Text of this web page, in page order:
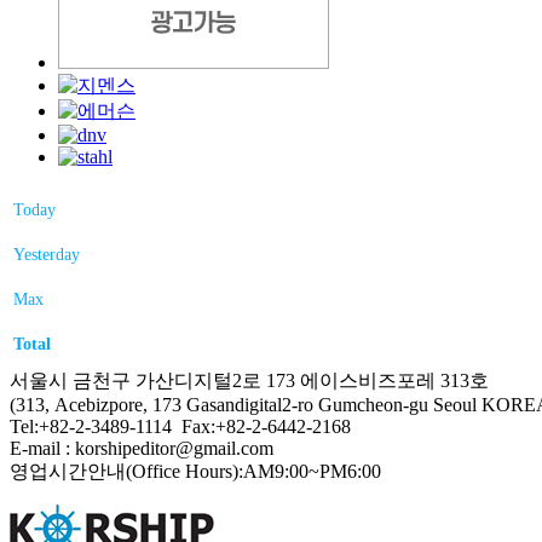
Today
Yesterday
Max
Total
서울시 금천구 가산디지털2로 173 에이스비즈포레 313호
(313, Acebizpore, 173 Gasandigital2-ro Gumcheon-gu Seoul
Tel:+82-2-3489-1114 Fax:+82-2-6442-2168
E-mail : korshipeditor@gmail.com
영업시간안내(Office Hours):AM9:00~PM6:00